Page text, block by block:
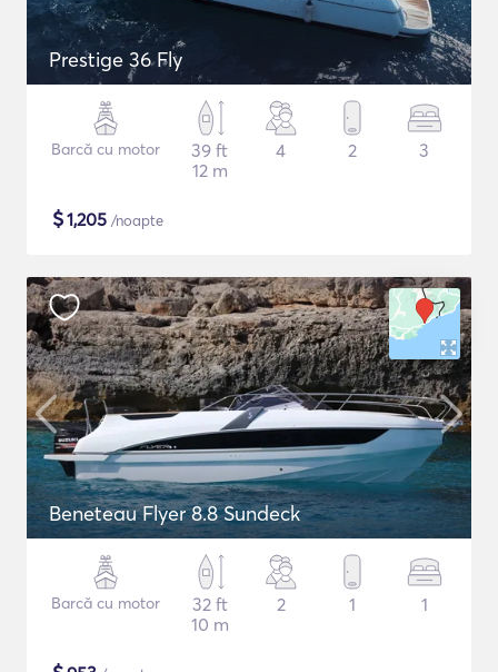
Prestige 36 Fly
Barcă cu motor
39 ft
12 m
4 2 3
$1,205 /noapte
Beneteau Flyer 8.8 Sundeck
Barcă cu motor
32 ft
10 m
2 1 1